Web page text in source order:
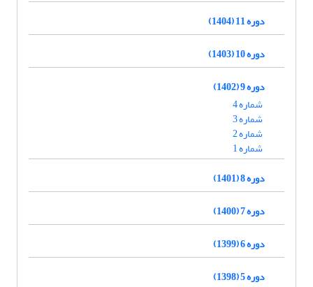
دوره 11 (1404)
دوره 10 (1403)
دوره 9 (1402)
شماره 4
شماره 3
شماره 2
شماره 1
دوره 8 (1401)
دوره 7 (1400)
دوره 6 (1399)
دوره 5 (1398)